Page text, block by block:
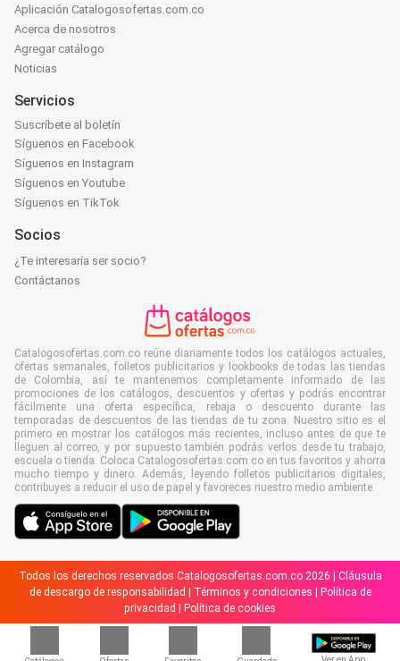
Aplicación Catalogosofertas.com.co
Acerca de nosotros
Agregar catálogo
Noticias
Servicios
Suscríbete al boletín
Síguenos en Facebook
Síguenos en Instagram
Síguenos en Youtube
Síguenos en TikTok
Socios
¿Te interesaría ser socio?
Contáctanos
Catalogosofertas.com.co reúne diariamente todos los catálogos actuales,
ofertas semanales, folletos publicitarios y lookbooks de todas las tiendas
de Colombia, así te mantenemos completamente informado de las
promociones de los catálogos, descuentos y ofertas y podrás encontrar
fácilmente una oferta específica, rebaja o descuento durante las
temporadas de descuentos de las tiendas de tu zona. Nuestro sitio es el
primero en mostrar los catálogos más recientes, incluso antes de que te
lleguen al correo, y por supuesto también podrás verlos desde tu trabajo,
escuela o tienda. Coloca Catalogosofertas.com.co en tus favoritos y ahorra
mucho tiempo y dinero. Además, leyendo folletos publicitarios digitales,
contribuyes a reducir el uso de papel y favoreces nuestro medio ambiente.
Todos los derechos reservados Catalogosofertas.com.co 2026 | Cláusula
de descargo de responsabilidad
Términos y condiciones
Política de
privacidad
Política de cookies